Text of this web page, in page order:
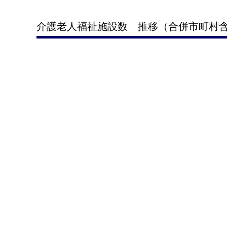
介護老人福祉施設数 推移（合併市町村